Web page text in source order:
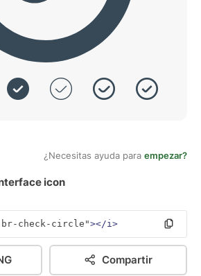
¿Necesitas ayuda para empezar?
icon
check-circle"></i>
Compartir